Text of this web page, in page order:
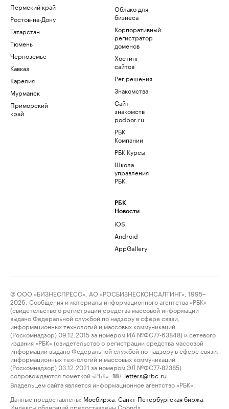
Пермский край
Ростов-на-Дону
Татарстан
Тюмень
Черноземье
Кавказ
Карелия
Мурманск
Приморский
край
Облако для
бизнеса
Корпоративный
регистратор
доменов
Хостинг
сайтов
Рег.решения
Знакомства
Сайт
знакомств
podbor.ru
РБК
Компании
РБК Курсы
Школа
управления
РБК
РБК
Новости
iOS
Android
AppGallery
© ООО «БИЗНЕСПРЕСС», АО «РОСБИЗНЕСКОНСАЛТИНГ», 1995–
2026. Сообщения и материалы информационного агентства «РБК»
(свидетельство о регистрации средства массовой информации
выдано Федеральной службой по надзору в сфере связи,
информационных технологий и массовых коммуникаций
(Роскомнадзор) 09.12.2015 за номером ИА №ФС77-63848) и сетевого
издания «РБК» (свидетельство о регистрации средства массовой
информации выдано Федеральной службой по надзору в сфере связи,
информационных технологий и массовых коммуникаций
(Роскомнадзор) 03.12.2021 за номером ЭЛ №ФС77-82385)
сопровождаются пометкой «РБК».
18+ letters@rbc.ru
Владельцем сайта является информационное агентство «РБК».
Данные предоставлены: Мосбиржа Санкт-Петербургская биржа
Индексы облигаций предоставлены Cbonds.